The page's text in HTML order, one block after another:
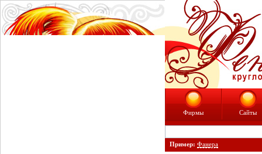
Фирмы Сайты
Пример: Фанера